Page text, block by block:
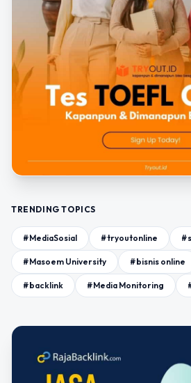
TRENDING TOPICS
#MediaSosial #tryoutonline
#Masoem University #bisnis online
#backlink #Media Monitoring